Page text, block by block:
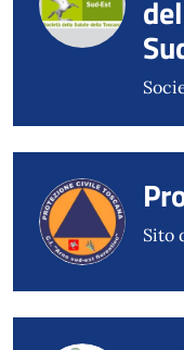
Sito